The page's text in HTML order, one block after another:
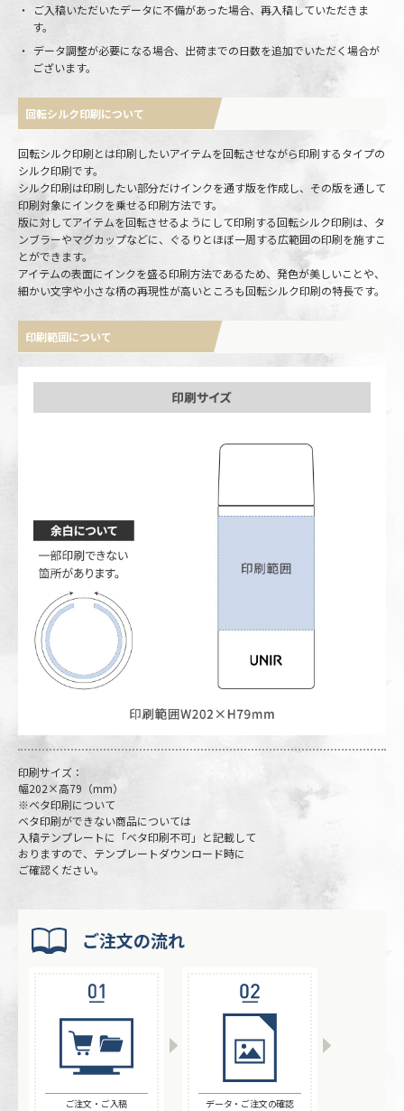
ご入稿いただいたデータに不備があった場合、再入稿していただきま
す。
データ調整が必要になる場合、出荷までの日数を追加でいただく場合が
ございます。
回転シルク印刷について
回転シルク印刷とは印刷したいアイテムを回転させながら印刷するタイプの
シルク印刷です。
シルク印刷は印刷したい部分だけインクを通す版を作成し、その版を通して
印刷対象にインクを乗せる印刷方法です。
版に対してアイテムを回転させるようにして印刷する回転シルク印刷は、タ
ンブラーやマグカップなどに、ぐるりとほぼ一周する広範囲の印刷を施すこ
とができます。
アイテムの表面にインクを盛る印刷方法であるため、発色が美しいことや、
細かい文字や小さな柄の再現性が高いところも回転シルク印刷の特長です。
印刷範囲について
印刷サイズ：
幅202×高79（mm）
※ベタ印刷について
ベタ印刷ができない商品については
入稿テンプレートに「ベタ印刷不可」と記載して
おりますので、テンプレートダウンロード時に
ご確認ください。
ご注文の流れ
ご注文・ご入稿 データ・ご注文の確認